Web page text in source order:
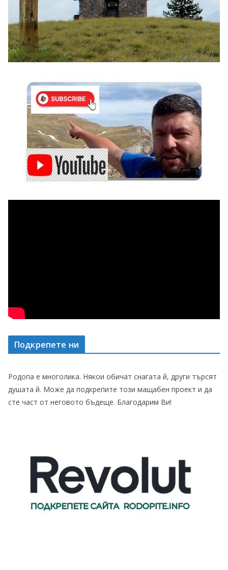
Подкрепете ни
Родопа е многолика. Някои обичат снагата й, други търсят
душата й. Може да подкрепите този мащабен проект и да
сте част от неговото бъдеще. Благодарим Ви!